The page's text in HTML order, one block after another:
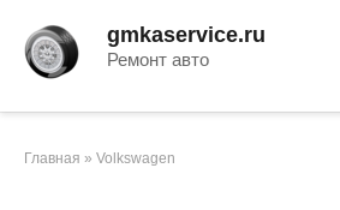
контенту
gmkaservice.ru
Ремонт авто
Главная » Volkswagen